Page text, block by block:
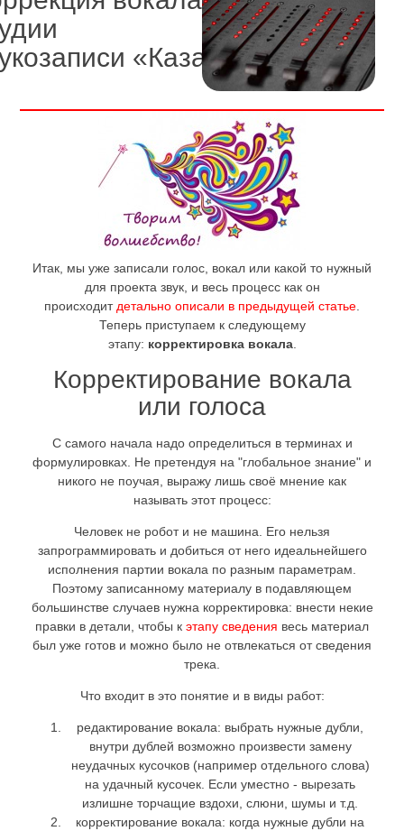
«Казань!»
Итак, мы уже записали голос, вокал или какой то нужный
для проекта звук, и весь процесс как он
происходит детально описали в предыдущей статье
Теперь приступаем к следующему
этапу: корректировка вокала.
Корректирование вокала
или голоса
С самого начала надо определиться в терминах и
формулировках. Не претендуя на "глобальное знание" и
никого не поучая, выражу лишь своё мнение как
называть этот процесс:
Человек не робот и не машина. Его нельзя
запрограммировать и добиться от него идеальнейшего
исполнения партии вокала по разным параметрам.
Поэтому записанному материалу в подавляющем
большинстве случаев нужна корректировка: внести некие
правки в детали, чтобы к этапу сведения весь материал
был уже готов и можно было не отвлекаться от сведения
трека.
Что входит в это понятие и в виды работ:
редактирование вокала: выбрать нужные дубли,
внутри дублей возможно произвести замену
неудачных кусочков (например отдельного слова)
на удачный кусочек. Если уместно - вырезать
излишне торчащие вздохи, слюни, шумы и т.д.
корректирование вокала: когда нужные дубли на